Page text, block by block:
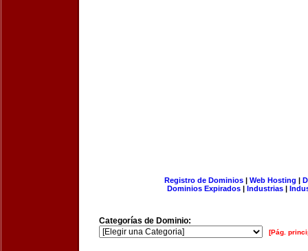
Registro de Dominios| Web Hosting |
Dominios Expirados | Industrias |
Categorías de Dominio:
[Pág.